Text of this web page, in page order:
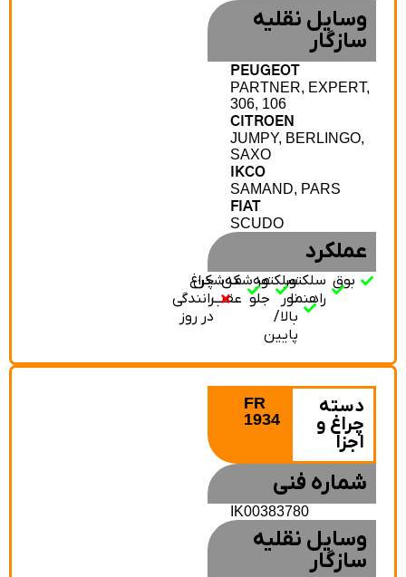
وسایل نقلیه
سازگار
PEUGEOT
PARTNER, EXPERT,
306, 106
CITROEN
JUMPY, BERLINGO,
SAXO
IKCO
SAMAND, PARS
FIAT
SCUDO
عملکرد
بوق سلکتور
راهنما
سلکتور
نور
بالا/
پایین
مه‌شکن
جلو
مه‌شکن
عقب
چراغ
رانندگی
در روز
دسته
چراغ و
1934
شماره فنی
IK00383780
وسایل نقلیه
سازگار